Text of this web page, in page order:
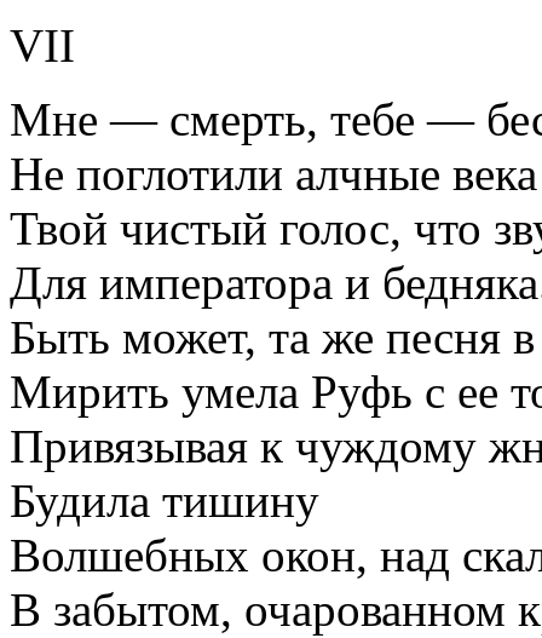
VII
Мне — смерть, тебе —
Не поглотили алчные века
Твой чистый голос, что
Для императора и
Быть может, та же песня
Мирить умела Руфь с ее
Привязывая к чуждому
Будила тишину
Волшебных окон, над
В забытом, очарованном